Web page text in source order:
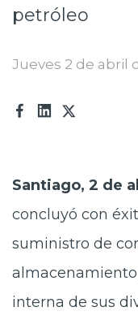
Transparencia
Acceso
petróleo
Jueves 2 de abril
Santiago, 2 de
concluyó con
suministro de
interna de sus